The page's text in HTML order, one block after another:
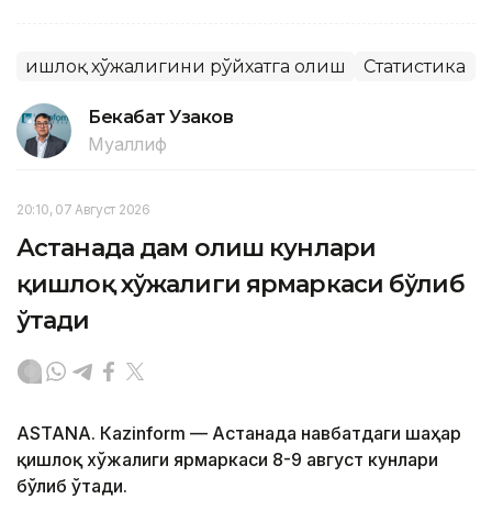
Қишлоқ хўжалигини рўйхатга олиш Статистика
Бекабат Узаков
Муаллиф
20:10, 07 Август 2026
Астанада дам олиш кунлари
қишлоқ хўжалиги ярмаркаси бўлиб
ўтади
ASTANА. Кazinform — Астанада навбатдаги шаҳар
қишлоқ хўжалиги ярмаркаси 8-9 август кунлари
бўлиб ўтади.